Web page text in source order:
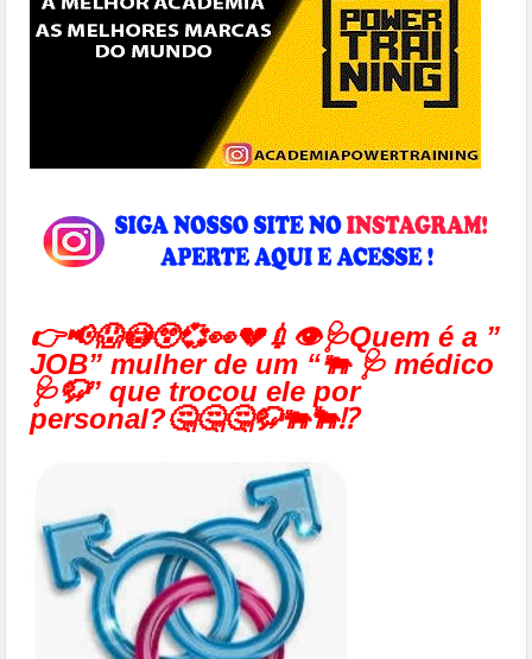
👉📢😱😳😲💞👀💔💉👁🩺Quem é a ”
JOB” mulher de um “🐃 🩺 médico
🩺🦬” que trocou ele por
personal?🤔🤔🤔🦬🐃🐂⁉